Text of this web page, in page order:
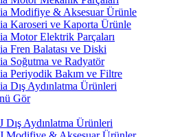
Modifiye & Aksesuar Ürünle
Karoseri ve Kaporta Ürünle
Motor Elektrik Parçaları
Fren Balatası ve Diski
Soğutma ve Radyatör
Periyodik Bakım ve Filtre
Dış Aydınlatma Ürünleri
Gör
Dış Aydınlatma Ürünleri